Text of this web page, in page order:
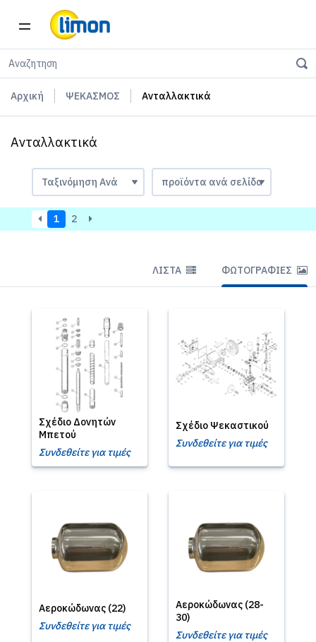
Αρχική ΨΕΚΑΣΜΟΣ Ανταλλακτικά
Ανταλλακτικά
1 2
ΛΊΣΤΑ ΦΩΤΟΓΡΑΦΊΕΣ
Σχέδιο Δονητών
Μπετού
Συνδεθείτε για τιμές
Σχέδιο Ψεκαστικού
Συνδεθείτε για τιμές
Αεροκώδωνας (22)
Συνδεθείτε για τιμές
Αεροκώδωνας (28-
30)
Συνδεθείτε για τιμές